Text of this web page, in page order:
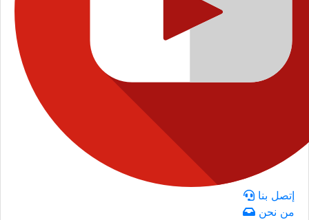
إتصل بنا
من نحن